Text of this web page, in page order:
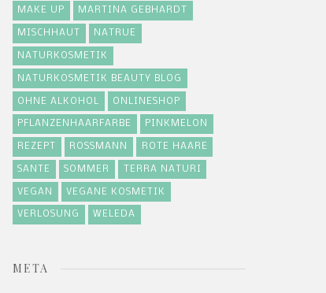
MAKE UP MARTINA GEBHARDT
MISCHHAUT NATRUE
NATURKOSMETIK
NATURKOSMETIK BEAUTY BLOG
OHNE ALKOHOL ONLINESHOP
PFLANZENHAARFARBE PINKMELON
REZEPT ROSSMANN ROTE HAARE
SANTE SOMMER TERRA NATURI
VEGAN VEGANE KOSMETIK
VERLOSUNG WELEDA
META